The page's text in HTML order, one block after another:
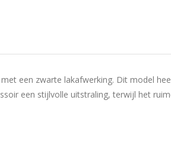
een zwarte lakafwerking. Dit model
een stijlvolle uitstraling, terwijl het